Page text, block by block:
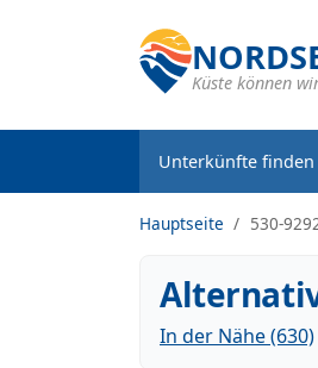
Küste können
Unterkünfte finden
Hauptseite 530-
In der Nähe (630)